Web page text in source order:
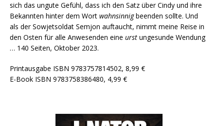
sich das ungute Gefühl, dass ich den Satz über Cindy und ihre
Bekannten hinter dem Wort wahnsinnigbeenden sollte. Und
als der Sowjetsoldat Semjon auftaucht, nimmt meine Reise in
den Osten für alle Anwesenden eine urst ungesunde Wendung
… 140 Seiten, Oktober 2023.
Printausgabe ISBN 9783757814502, 8,99 €
E-Book ISBN 9783758386480, 4,99 €